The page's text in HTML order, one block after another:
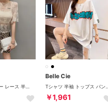
Belle Cie
￥1,961